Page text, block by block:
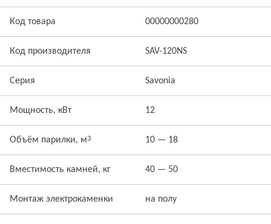
Код товара 00000000280
Код производителя SAV-120NS
Серия Savonia
Мощность, кВт 12
Объём парилки, м3 10 — 18
Вместимость камней, кг 40 — 50
Монтаж электрокаменки на полу